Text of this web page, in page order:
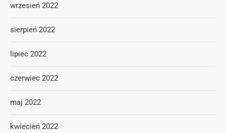
wrzesień 2022
sierpień 2022
lipiec 2022
czerwiec 2022
maj 2022
kwiecień 2022